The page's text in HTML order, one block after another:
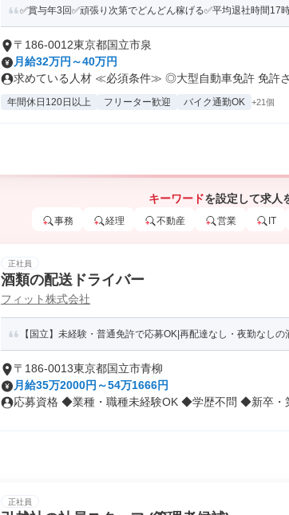
✅賞与年3回✅頑張り次第でどんどん稼げる✅平均退社時間17
〒186-0012東京都国立市泉
月給32万円～40万円
求めている人材 ≪必須条件≫ ◎大型自動車免許 免許さ
年間休日120日以上 フリーター歓迎 バイク通勤OK +21個
キーワードを設定して求人
事務 経理 不動産 営業 IT
正社員
酒類の配送ドライバー
フィット株式会社
【国立】未経験・普通免許で応募OK|再配達なし・夜勤なし
〒186-0013東京都国立市青柳
月給35万2000円～54万1666円
応募資格 ◆業種・職種未経験OK ◆学歴不問 ◆新卒・
正社員